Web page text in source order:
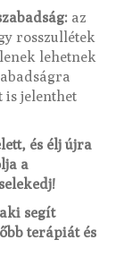
az
rosszullétek
lehetnek
is jelenthet
és élj újra
a
segít
terápiát és